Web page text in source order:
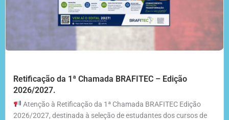
Retificação da 1ª Chamada BRAFITEC – Edição
2026/2027.
Atenção à Retificação da 1ª Chamada BRAFITEC Edição
2026/2027, destinada à seleção de estudantes dos cursos de